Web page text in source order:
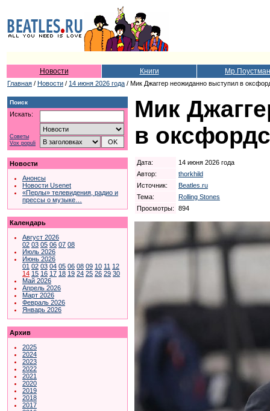
Новости Книги Мр.Поустман
Главная / Новости / 14 июня 2026 года / Мик Джаггер неожиданно выступил в
Поиск
Искать:
Советы
Vox populi
Новости
Анонсы
Новости Usenet
«Перлы» телевидения, радио и
прессы о музыке…
Календарь
Август 2026
02 03 05 06 07 08
Июль 2026
Июнь 2026
01 02 03 04 05 06 08 09 10 11 12
14 15 16 17 18 19 24 25 26 29 30
Май 2026
Апрель 2026
Март 2026
Февраль 2026
Январь 2026
Архив
2025
2024
2023
2022
2021
2020
2019
2018
2017
Мик
в
Дата:
14 июня 2026 года
Автор:
thorkhild
Источник:
Beatles.ru
Тема:
Rolling Stones
Просмотры:
894